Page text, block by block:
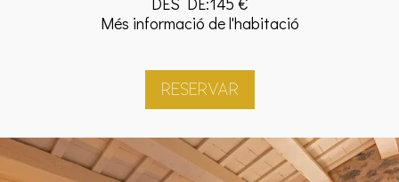
Més informació de l'habitació
RESERVAR